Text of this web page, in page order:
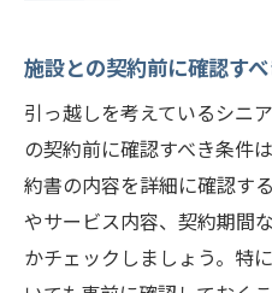
施設との契約前に確認す
引っ越しを考えているシニ
の契約前に確認すべき条件
約書の内容を詳細に確認す
やサービス内容、契約期間
かチェックしましょう。特